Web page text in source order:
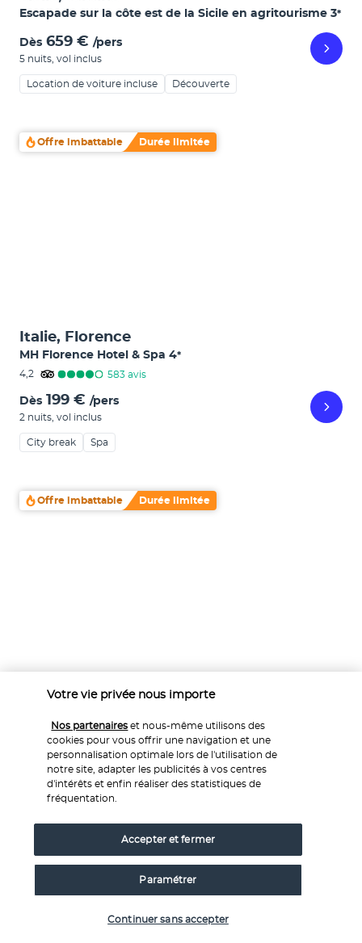
Escapade sur la côte est de la Sicile en agritourisme 3*
Dès 659 € /pers
5 nuits vol inclus
Location de voiture incluse Découverte
Offre imbattable Durée limitée
Italie, Florence
MH Florence Hotel & Spa 4*
4,2 583 avis
Dès 199 € /pers
2 nuits vol inclus
City break Spa
Offre imbattable Durée limitée
Italie, Rome
441avis
349 € /pers
2 nuits , vol inclus
Premium Centre ville
Votre vie privée nous importe
Nos partenaires et nous-même utilisons des
cookies pour vous offrir une navigation et une
personnalisation optimale lors de l'utilisation de
notre site, adapter les publicités à vos centres
d'intérêts et enfin réaliser des statistiques de
fréquentation.
Paramétrer
Continuer sans accepter
Accepter et fermer